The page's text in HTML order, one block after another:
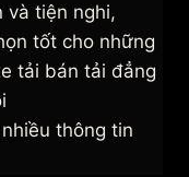
và tiện nghi,
tốt cho những
tải bán tải đẳng
thông tin